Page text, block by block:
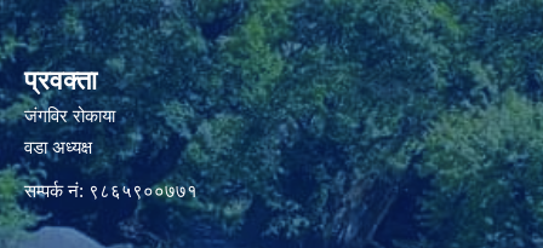
प्रवक्ता
जंगविर रोकाया
वडा अध्यक्ष
सम्पर्क नं: ९८६५९००७७१